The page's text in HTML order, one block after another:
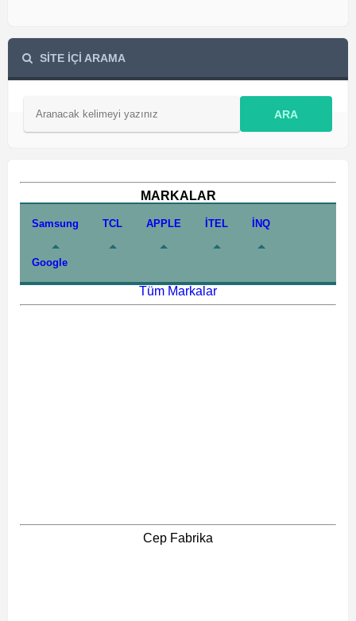
SİTE İÇİ ARAMA
ARA
MARKALAR
Samsung TCL APPLE İTEL İNQ
Google
Tüm Markalar
Cep Fabrika